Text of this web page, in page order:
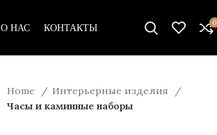
О НАС КОНТАКТЫ 0
Home
Интерьерные изделия
Часы и каминные наборы